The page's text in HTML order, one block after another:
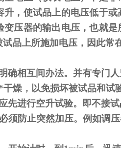
，使试品上的电压低于
变压器的输出电压，也就
品上所施加电压，因此常
确相互间办法。并有专门
燥，以免损坏被试品和试
先进行空升试验。即不接
须防止突然加压。例如调